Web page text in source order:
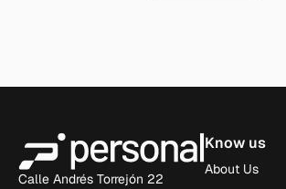
Calle Andrés Torrejón 22
Know us
About Us